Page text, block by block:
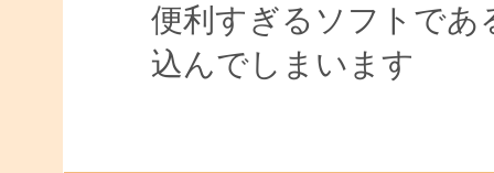
便利すぎるソフトであ
込んでしまいます